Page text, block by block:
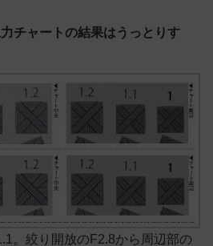
チャートの結果はうっとりす
。絞り開放のF2.8から周辺部の